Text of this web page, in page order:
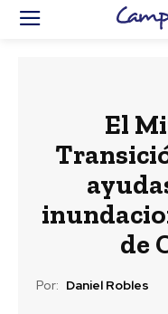
El
de
Por: Daniel Robles